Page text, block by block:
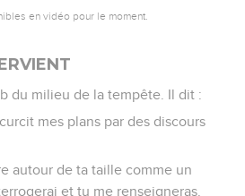
en vidéo pour le moment.
du milieu de la tempête. Il dit :
mes plans par des discours
autour de ta taille comme un
et tu me renseigneras.